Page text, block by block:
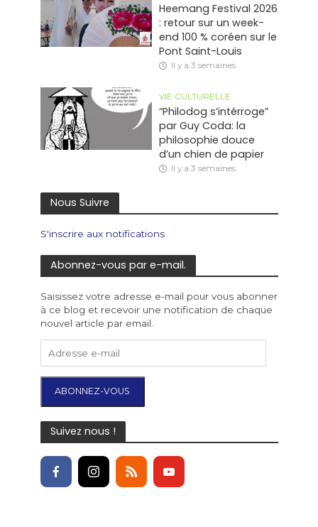
Heemang Festival 2026
: retour sur un week-
end 100 % coréen sur le
Pont Saint-Louis
Il y a 3 semaines
VIE CULTURELLE
“Philodog s’intérroge”
par Guy Coda: la
philosophie douce
d’un chien de papier
Il y a 3 semaines
Nous Suivre
S'inscrire aux notifications
Abonnez-vous par e-mail.
Saisissez votre adresse e-mail pour vous abonner
à ce blog et recevoir une notification de chaque
nouvel article par email.
ABONNEZ-VOUS
Suivez nous !